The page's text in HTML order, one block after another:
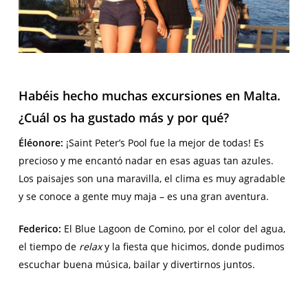
Habéis hecho muchas excursiones en Malta.
¿Cuál os ha gustado más y por qué?
Éléonore: ¡Saint Peter’s Pool fue la mejor de todas! Es
precioso y me encantó nadar en esas aguas tan azules.
Los paisajes son una maravilla, el clima es muy agradable
y se conoce a gente muy maja – es una gran aventura.
Federico: El Blue Lagoon de Comino, por el color del agua,
el tiempo de relaxy la fiesta que hicimos, donde pudimos
escuchar buena música, bailar y divertirnos juntos.